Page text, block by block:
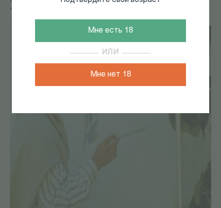
Мне есть 18
ИЛИ
Мне нет 18
Эрисе
27 октября в 19:30 в Порядке слов в цикле